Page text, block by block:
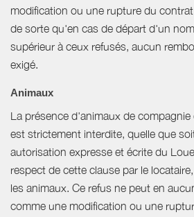
modification ou une rupture du
de sorte qu'en cas de départ d'un
supérieur à ceux refusés, aucun
exigé.
Animaux
La présence d'animaux de compagnie
est strictement interdite, quelle que
autorisation expresse et écrite du
respect de cette clause par le
les animaux. Ce refus ne peut en
comme une modification ou une